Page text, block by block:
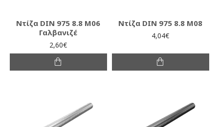
Ντίζα DIN 975 8.8 M06
Γαλβανιζέ
2,60€
Ντίζα DIN 975 8.8 M08
4,04€